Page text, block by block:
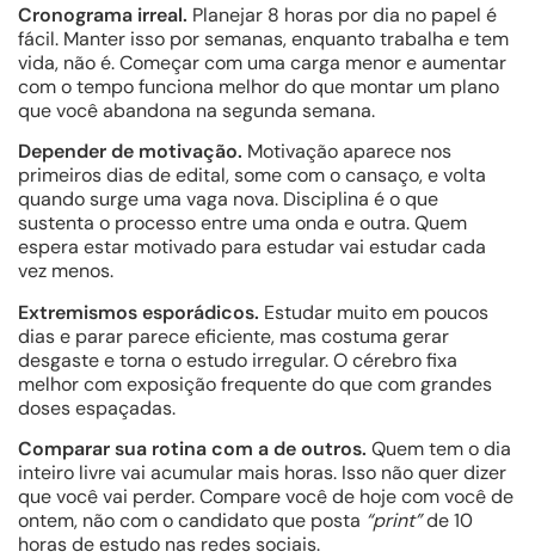
Cronograma irreal. Planejar 8 horas por dia no papel é
fácil. Manter isso por semanas, enquanto trabalha e tem
vida, não é. Começar com uma carga menor e aumentar
com o tempo funciona melhor do que montar um plano
que você abandona na segunda semana.
Depender de motivação. Motivação aparece nos
primeiros dias de edital, some com o cansaço, e volta
quando surge uma vaga nova. Disciplina é o que
sustenta o processo entre uma onda e outra. Quem
espera estar motivado para estudar vai estudar cada
vez menos.
Extremismos esporádicos. Estudar muito em poucos
dias e parar parece eficiente, mas costuma gerar
desgaste e torna o estudo irregular. O cérebro fixa
melhor com exposição frequente do que com grandes
doses espaçadas.
Comparar sua rotina com a de outros. Quem tem o dia
inteiro livre vai acumular mais horas. Isso não quer dizer
que você vai perder. Compare você de hoje com você de
ontem, não com o candidato que posta “print”de 10
horas de estudo nas redes sociais.